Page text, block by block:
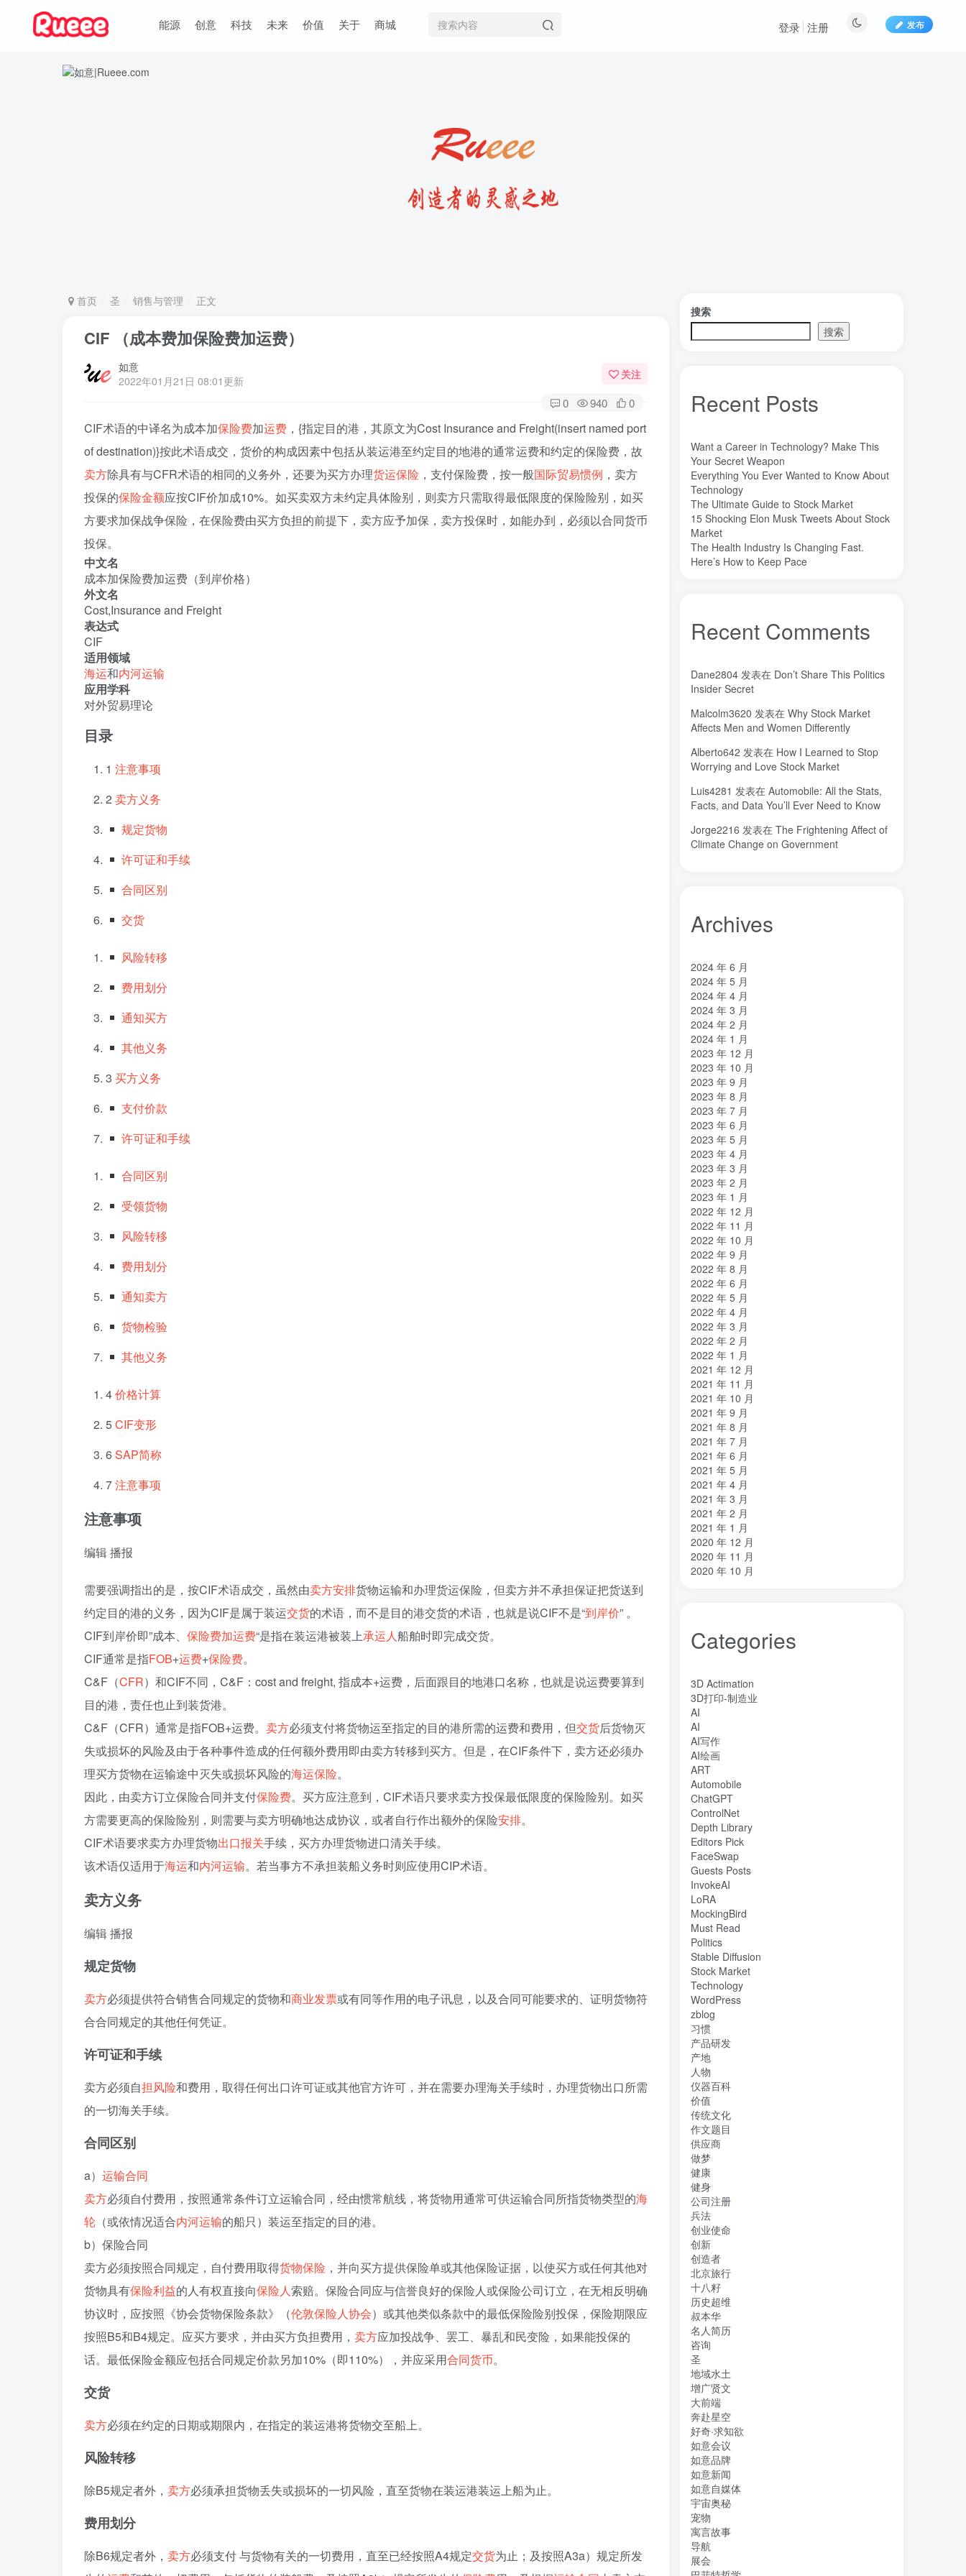
能源 创意 科技 未来 价值 关于 商城 发布
登录 注册
首页 圣 销售与管理 正文
CIF （成本费加保险费加运费）
如意
2022年01月21日 08:01更新
关注
0 940 0
CIF术语的中译名为成本加保险费加运费 ，{指定目的港，其原文为Cost Insurance and Freight(insert named port
of destination)}按此术语成交，货价的构成因素中包括从装运港至约定目的地港的通常运费和约定的保险费，故
卖方除具有与CFR术语的相同的义务外，还要为买方办理货运保险 ，支付保险费，按一般国际贸易惯例 ，卖方
投保的保险金额应按CIF价加成10%。如买卖双方未约定具体险别，则卖方只需取得最低限度的保险险别，如买
方要求加保战争保险，在保险费由买方负担的前提下，卖方应予加保，卖方投保时，如能办到，必须以合同货币
投保。
中文名
成本加保险费加运费（到岸价格）
外文名
Cost,Insurance and Freight
表达式
CIF
适用领域
海运和内河运输
应用学科
对外贸易理论
目录
1 注意事项
2 卖方义务
规定货物
许可证和手续
合同区别
交货
风险转移
费用划分
通知买方
其他义务
3 买方义务
支付价款
许可证和手续
合同区别
受领货物
风险转移
费用划分
通知卖方
货物检验
其他义务
4价格计算
5CIF变形
6SAP简称
7注意事项
注意事项
编辑播报
需要强调指出的是，按CIF术语成交，虽然由卖方安排货物运输和办理货运保险，但卖方并不承担保证把货送到
约定目的港的义务，因为CIF是属于装运交货的术语，而不是目的港交货的术语，也就是说CIF不是“到岸价” 。
CIF到岸价即”成本、 保险费加运费“是指在装运港被装上承运人船舶时即完成交货。
CIF通常是指FOB+运费+保险费。
C&F（CFR）和CIF不同，C&F：cost and freight, 指成本+运费，后面跟目的地港口名称，也就是说运费要算到
目的港，责任也止到装货港。
C&F（CFR）通常是指FOB+运费。 卖方必须支付将货物运至指定的目的港所需的运费和费用，但交货后货物灭
失或损坏的风险及由于各种事件造成的任何额外费用即由卖方转移到买方。但是，在CIF条件下，卖方还必须办
理买方货物在运输途中灭失或损坏风险的海运保险。
因此，由卖方订立保险合同并支付保险费。买方应注意到，CIF术语只要求卖方投保最低限度的保险险别。如买
方需要更高的保险险别，则需要与卖方明确地达成协议，或者自行作出额外的保险安排。
CIF术语要求卖方办理货物出口报关手续，买方办理货物进口清关手续。
该术语仅适用于海运和内河运输。若当事方不承担装船义务时则应使用CIP术语。
卖方义务
编辑播报
规定货物
卖方必须提供符合销售合同规定的货物和商业发票或有同等作用的电子讯息，以及合同可能要求的、证明货物符
合合同规定的其他任何凭证。
许可证和手续
卖方必须自担风险和费用，取得任何出口许可证或其他官方许可，并在需要办理海关手续时，办理货物出口所需
的一切海关手续。
合同区别
a） 运输合同
卖方必须自付费用，按照通常条件订立运输合同，经由惯常航线，将货物用通常可供运输合同所指货物类型的海
轮 （或依情况适合内河运输的船只）装运至指定的目的港。
b）保险合同
卖方必须按照合同规定，自付费用取得货物保险 ，并向买方提供保险单或其他保险证据，以使买方或任何其他对
货物具有保险利益的人有权直接向保险人索赔。保险合同应与信誉良好的保险人或保险公司订立，在无相反明确
协议时，应按照《协会货物保险条款》（伦敦保险人协会）或其他类似条款中的最低保险险别投保，保险期限应
按照B5和B4规定。应买方要求，并由买方负担费用， 卖方应加投战争、罢工、暴乱和民变险，如果能投保的
话。最低保险金额应包括合同规定价款另加10%（即110%），并应采用合同货币。
交货
卖方必须在约定的日期或期限内，在指定的装运港将货物交至船上。
风险转移
除B5规定者外， 卖方必须承担货物丢失或损坏的一切风险，直至货物在装运港装运上船为止。
费用划分
除B6规定者外， 卖方必须支付 与货物有关的一切费用，直至已经按照A4规定交货为止；及按照A3a）规定所发
卖方义务
价格计算
CIF变形
SAP简称
注意事项
魔法(1) 高熵合金(3) 雷军(3) 陶瓷(30)
销售(0) 量子金属态(0) 追梦少年(1)
达芬奇 超分辨显微成像
超分辨显微(1) 质谱仪(1) 谦虚 (1)
胡良兵
网盘(0) 经济类(0) 纪录片(1)
秘密，吸引力法则，纪录片，下载
秘密(1) 碳离子治疗系统(1) 研究方向(1)
真空系统(1) 目标 (1) 焦耳加热 (4)
星河皓月 (1) 拉曼
命运 (2) 吸引力法则
名人简介(1)
原位 (35) 南海
创造者(1)
关键帧(6) 全屏滚动
先进材料表征方法
亿万富翁(2)
下载 (1) VAT
stable diffusion
GPT-4(1)
搜索
搜索
Recent Posts
Want a Career in Technology? Make This
Your Secret Weapon
Everything You Ever Wanted to Know About
Technology
The Ultimate Guide to Stock Market
15 Shocking Elon Musk Tweets About Stock
Market
The Health Industry Is Changing Fast.
Here’s How to Keep Pace
Recent Comments
Dane2804 发表在 Don’t Share This Politics
Insider Secret
Malcolm3620 发表在 Why Stock Market
Affects Men and Women Differently
Alberto642 发表在 How I Learned to Stop
Worrying and Love Stock Market
Luis4281 发表在 Automobile: All the Stats,
Facts, and Data You’ll Ever Need to Know
Jorge2216 发表在 The Frightening Affect of
Climate Change on Government
Archives
2024 年 6 月
2024 年 5 月
2024 年 4 月
2024 年 3 月
2024 年 2 月
2024 年 1 月
2023 年 12 月
2023 年 10 月
2023 年 9 月
2023 年 8 月
2023 年 7 月
2023 年 6 月
2023 年 5 月
2023 年 4 月
2023 年 3 月
2023 年 2 月
2023 年 1 月
2022 年 12 月
2022 年 11 月
2022 年 10 月
2022 年 9 月
2022 年 8 月
2022 年 6 月
2022 年 5 月
2022 年 4 月
2022 年 3 月
2022 年 2 月
2022 年 1 月
2021 年 12 月
2021 年 11 月
2021 年 10 月
2021 年 9 月
2021 年 8 月
2021 年 7 月
2021 年 6 月
2021 年 5 月
2021 年 4 月
2021 年 3 月
2021 年 2 月
2021 年 1 月
2020 年 12 月
2020 年 11 月
2020 年 10 月
Categories
3D Actimation
3D打印-制造业
AI
AI
AI写作
AI绘画
ART
Automobile
ChatGPT
ControlNet
Depth Library
Editors Pick
FaceSwap
Guests Posts
InvokeAI
LoRA
MockingBird
Must Read
Politics
Stable Diffusion
Stock Market
Technology
WordPress
zblog
习惯
产品研发
产地
人物
仪器百科
价值
传统文化
作文题目
供应商
做梦
健康
健身
公司注册
兵法
创业使命
创新
创造者
北京旅行
十八籽
历史超维
叔本华
名人简历
咨询
圣
地域水土
增广贤文
大前端
奔赴星空
好奇·求知欲
如意会议
如意品牌
如意新闻
如意自媒体
宇宙奥秘
宠物
寓言故事
导航
展会